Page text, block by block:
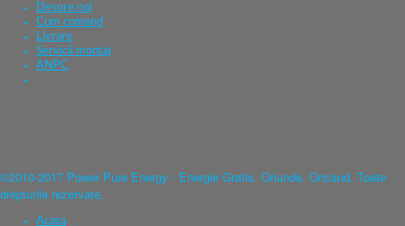
Despre noi
Cum comand
Livrare
Servicii montaj
ANPC
©2010-2017 Power Pure Energy - Energie Gratis. Oriunde. Oricand. Toate
drepturile rezervate.
Acasa